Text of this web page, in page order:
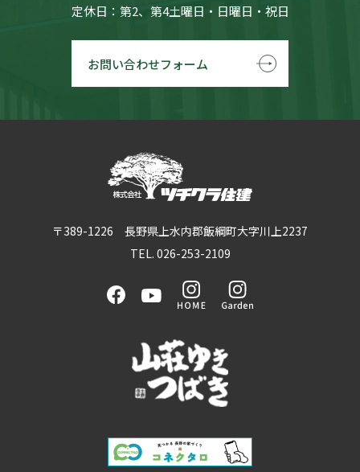
定休日：第2、第4土曜日・日曜日・祝日
お問い合わせフォーム
〒389-1226 長野県上水内郡飯綱町大字川上2237
TEL. 026-253-2109